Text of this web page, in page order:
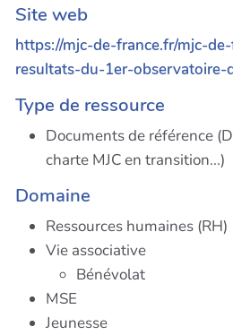
Site web
https://mjc-de-france.fr/mjc-
resultats-du-1er-observatoire-
Type de ressource
Documents de référence
charte MJC en transition...)
Domaine
Ressources humaines (RH)
Vie associative
Bénévolat
MSE
Jeunesse